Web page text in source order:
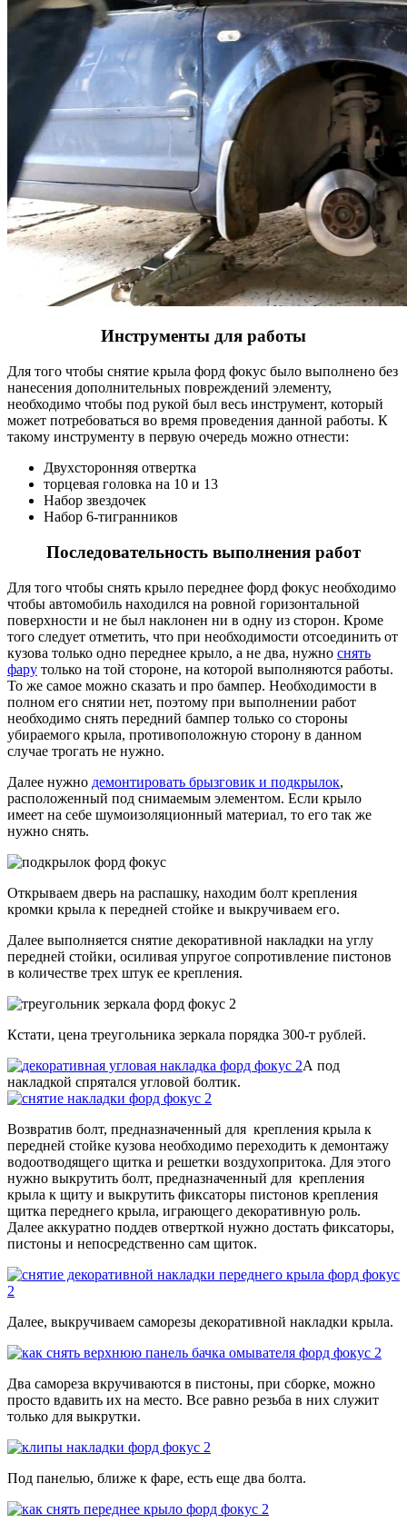
Инструменты для работы
Для того чтобы снятие крыла форд фокус было выполнено без
нанесения дополнительных повреждений элементу,
необходимо чтобы под рукой был весь инструмент, который
может потребоваться во время проведения данной работы. К
такому инструменту в первую очередь можно отнести:
Двухсторонняя отвертка
торцевая головка на 10 и 13
Набор звездочек
Набор 6-тигранников
Последовательность выполнения работ
Для того чтобы снять крыло переднее форд фокус необходимо
чтобы автомобиль находился на ровной горизонтальной
поверхности и не был наклонен ни в одну из сторон. Кроме
того следует отметить, что при необходимости отсоединить от
кузова только одно переднее крыло, а не два, нужно снять
фару только на той стороне, на которой выполняются работы.
То же самое можно сказать и про бампер. Необходимости в
полном его снятии нет, поэтому при выполнении работ
необходимо снять передний бампер только со стороны
убираемого крыла, противоположную сторону в данном
случае трогать не нужно.
Далее нужно демонтировать брызговик и подкрылок,
расположенный под снимаемым элементом. Если крыло
имеет на себе шумоизоляционный материал, то его так же
нужно снять.
Открываем дверь на распашку, находим болт крепления
кромки крыла к передней стойке и выкручиваем его.
Далее выполняется снятие декоративной накладки на углу
передней стойки, осиливая упругое сопротивление пистонов
в количестве трех штук ее крепления.
Кстати, цена треугольника зеркала порядка 300-т рублей.
А под
накладкой спрятался угловой болтик.
Возвратив болт, предназначенный для крепления крыла к
передней стойке кузова необходимо переходить к демонтажу
водоотводящего щитка и решетки воздухопритока. Для этого
нужно выкрутить болт, предназначенный для крепления
крыла к щиту и выкрутить фиксаторы пистонов крепления
щитка переднего крыла, играющего декоративную роль.
Далее аккуратно поддев отверткой нужно достать фиксаторы,
пистоны и непосредственно сам щиток.
Далее, выкручиваем саморезы декоративной накладки крыла.
Два самореза вкручиваются в пистоны, при сборке, можно
просто вдавить их на место. Все равно резьба в них служит
только для выкрутки.
Под панелью, ближе к фаре, есть еще два болта.